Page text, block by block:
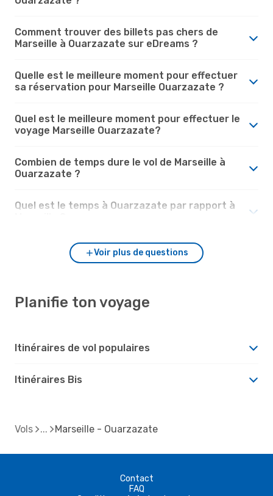
Comment trouver des billets pas chers de
Marseille à Ouarzazate sur eDreams ?
Quelle est le meilleure moment pour effectuer
sa réservation pour Marseille Ouarzazate ?
Quel est le meilleure moment pour effectuer le
voyage Marseille Ouarzazate?
Combien de temps dure le vol de Marseille à
Ouarzazate ?
Quel est le temps à Ouarzazate par rapport à
Voir plus de questions
Planifie ton voyage
Itinéraires de vol populaires
Itinéraires Bis
Vols Marseille - Ouarzazate
Contact
FAQ